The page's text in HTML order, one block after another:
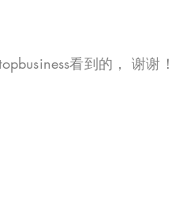
看到的， 谢谢！